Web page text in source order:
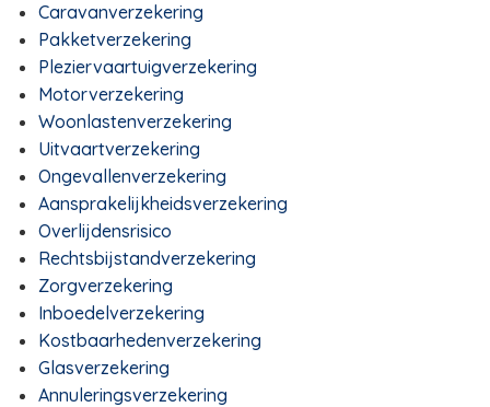
Caravanverzekering
Pakketverzekering
Pleziervaartuigverzekering
Motorverzekering
Woonlastenverzekering
Uitvaartverzekering
Ongevallenverzekering
Aansprakelijkheidsverzekering
Overlijdensrisico
Rechtsbijstandverzekering
Zorgverzekering
Inboedelverzekering
Kostbaarhedenverzekering
Glasverzekering
Annuleringsverzekering